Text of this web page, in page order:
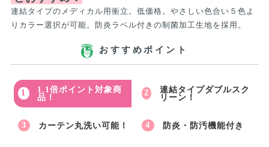
連結タイプのメディカル用衝立。低価格。やさしい色合い５色よ
りカラー選択が可能。防炎ラベル付きの制菌加工生地を採用。
おすすめポイント
1.1倍ポイント対象商
品！
連結タイプダブルスク
リーン！
カーテン丸洗い可能！ 防炎・防汚機能付き